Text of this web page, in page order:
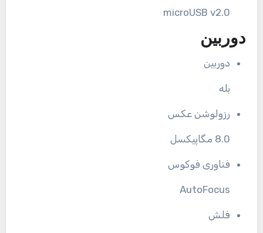
microUSB v2.0
دوربین
دوربین
بله
رزولوشن عکس
8.0 مگاپیکسل
فناوری فوکوس
AutoFocus
فلش